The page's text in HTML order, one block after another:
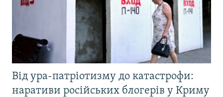
Від ура-патріотизму до катастрофи:
наративи російських блогерів у Криму